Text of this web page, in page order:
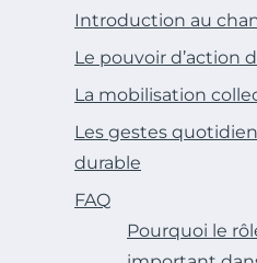
Introduction au
Le pouvoir d’action
La mobilisation
Les gestes
durable
FAQ
Pourquoi le